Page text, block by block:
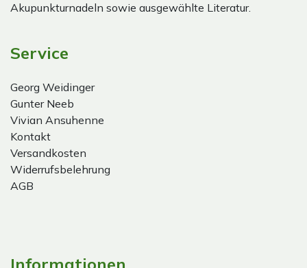
Akupunkturnadeln sowie ausgewählte Literatur.
Service
Georg Weidinger
Gunter Neeb
Vivian Ansuhenne
Kontakt
Versandkosten
Widerrufsbelehrung
AGB